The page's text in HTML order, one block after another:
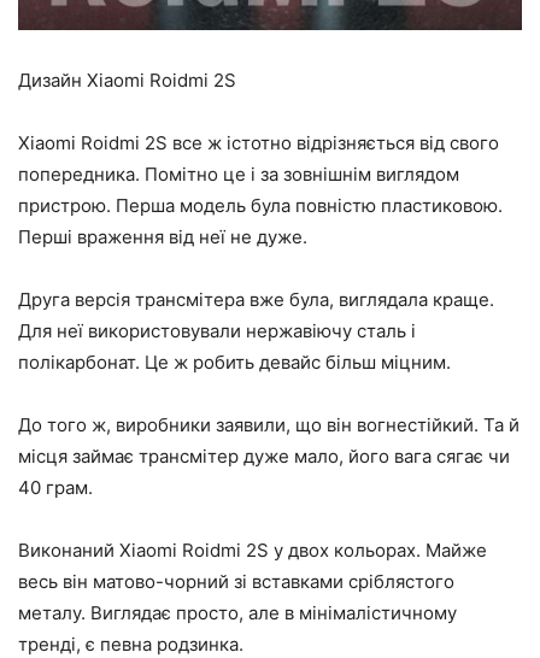
Дизайн Xiaomi Roidmi 2S
Xiaomi Roidmi 2S все ж істотно відрізняється від свого
попередника. Помітно це і за зовнішнім виглядом
пристрою. Перша модель була повністю пластиковою.
Перші враження від неї не дуже.
Друга версія трансмітера вже була, виглядала краще.
Для неї використовували нержавіючу сталь і
полікарбонат. Це ж робить девайс більш міцним.
До того ж, виробники заявили, що він вогнестійкий. Та й
місця займає трансмітер дуже мало, його вага сягає чи
40 грам.
Виконаний Xiaomi Roidmi 2S у двох кольорах. Майже
весь він матово-чорний зі вставками сріблястого
металу. Виглядає просто, але в мінімалістичному
тренді, є певна родзинка.